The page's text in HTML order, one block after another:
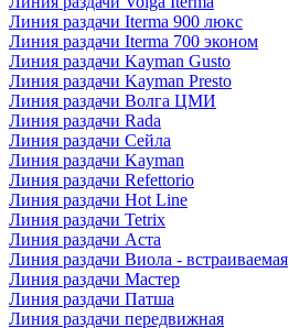
Линия раздачи Iterma 900 люкс
Линия раздачи Iterma 700 эконом
Линия раздачи Kayman Gusto
Линия раздачи Kayman Presto
Линия раздачи Волга ЦМИ
Линия раздачи Rada
Линия раздачи Сейла
Линия раздачи Kayman
Линия раздачи Refettorio
Линия раздачи Hot Line
Линия раздачи Tetrix
Линия раздачи Аста
Линия раздачи Виола - встраиваемая
Линия раздачи Мастер
Линия раздачи Патша
Линия раздачи передвижная